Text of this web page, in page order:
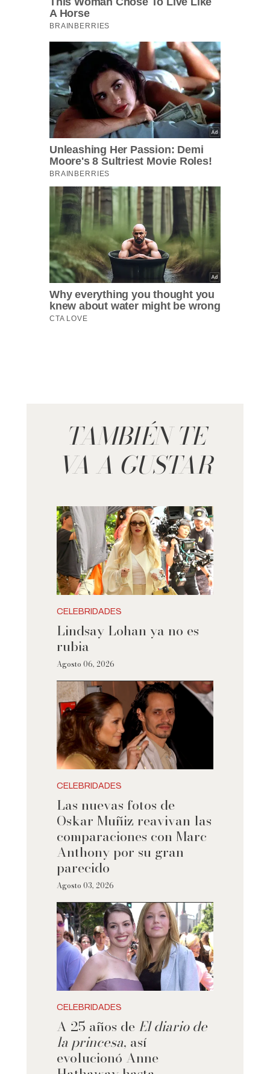
TAMBIÉN TE
VA A GUSTAR
CELEBRIDADES
Lindsay Lohan ya no es
rubia
Agosto 06, 2026
CELEBRIDADES
Las nuevas fotos de
Oskar Muñiz reavivan las
comparaciones con Marc
Anthony por su gran
parecido
Agosto 03, 2026
CELEBRIDADES
A 25 años de El diario de
la princesa, así
evolucionó Anne